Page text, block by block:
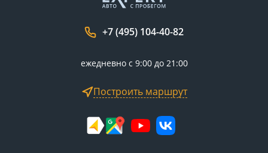
+7 (495) 104-40-82
ежедневно с 9:00 до 21:00
Построить маршрут